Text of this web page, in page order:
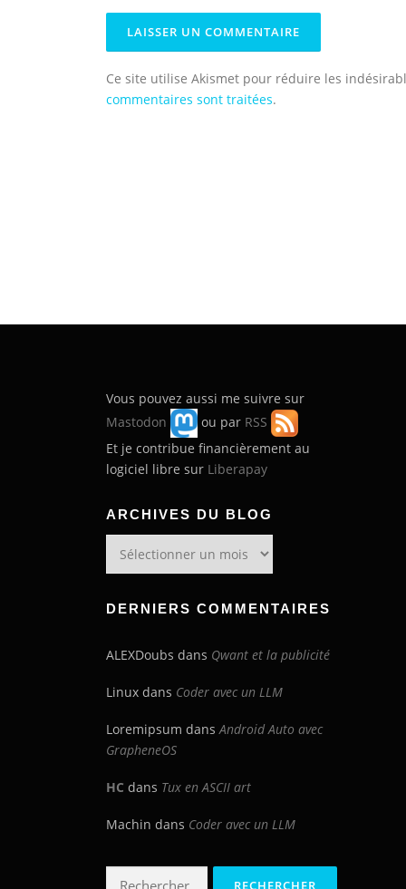
Ce site utilise Akismet pour réduire les
commentaires sont traitées.
Vous pouvez aussi me suivre sur
Mastodon
ou par RSS
Et je contribue financièrement au
logiciel libre sur Liberapay
ARCHIVES DU BLOG
du
DERNIERS COMMENTAIRES
ALEXDoubs dans Qwant et la publicité
Linux dans Coder avec un LLM
Loremipsum dansAndroid Auto avec
GrapheneOS
HC dans Tux en ASCII art
Machin dans Coder avec un LLM
Rechercher :